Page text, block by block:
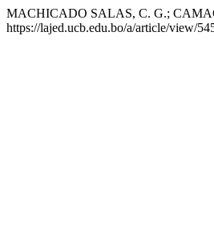
MACHICADO SALAS, C. G.;
https://lajed.ucb.edu.bo/a/article/view/